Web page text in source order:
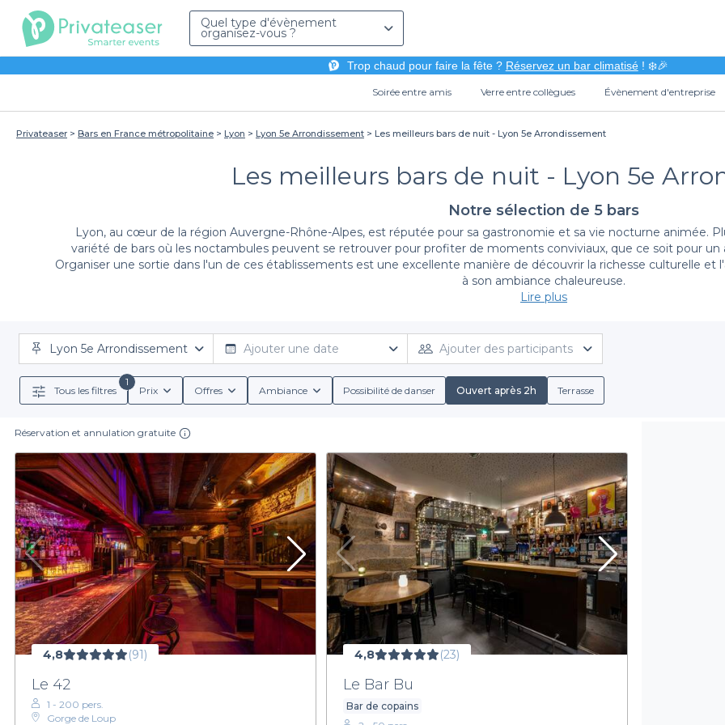
Quel type d'évènement
organisez-vous ?
Trop chaud pour faire la fête ? Réservez un bar climatisé! ❄️🎉
Soirée entre amis Verre entre collègues Évènement d'entreprise
Privateaser Bars en France métropolitaine Lyon Lyon 5e Arrondissement Les meilleurs bars de nuit - Lyon 5e Arrondissement
Les meilleurs bars de nuit - Lyon 5e
Notre sélection de 5 bars
Lyon, au cœur de la région Auvergne-Rhône-Alpes, est réputée pour sa gastronomie et sa vie nocturne animée.
variété de bars où les noctambules peuvent se retrouver pour profiter de moments conviviaux, que ce soit pour
Organiser une sortie dans l'un de ces établissements est une excellente manière de découvrir la richesse culturelle
à son ambiance chaleureuse.
Chez Privateaser, nous comprenons l'importance de rendre votre expérience de réservation fluide et agréable.
sélection de bars de nuit dans le 5e arrondissement de Lyon. Que vous recherchiez un lieu intime pour un verre ou
nous vous proposons des offres variées qui répondent à toutes vos attentes. Nous vous facilitons la vie en
permettre de réserver en quelques clics.
Nous vous offrons également des services adaptés à vos événements, que ce soit des groupements pour des
retrouvailles entre amis. Nos bars de nuit disposent de menús variés qui incluent des boissons alcoolisées et non-
satisfaire tous vos invités. Vous serez également informé des conditions de réservation détaillées, afin de
Les nuits lyonnaises sont vibrantes et pleines de possibilités, et avec Privateaser, vous êtes à un clic de la meilleure
Réservez votre soirée inoubliable
Ne laissez pas la planification de votre soirée devenir un casse-tête. Consultez notre sélection de bars de nuit dans
maintenant. C'est le moment idéal pour créer des souvenirs mémorables dans l'une des villes les plus dynamiques
laissez-vous séduire par l'effervescence nocturne de Lyon !
Lire plus
Lyon 5e Arrondissement Ajouter une date Ajouter des participants
Tous les filtres
1
Prix Offres Ambiance Possibilité de danser Ouvert après 2h Terrasse
Réservation et annulation gratuite
4,8 (91)
Le 42
1 - 200 pers.
Gorge de Loup
4,8 (23)
Le Bar Bu
Bar de copains